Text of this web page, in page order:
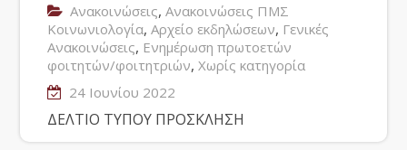
Ανακοινώσεις,Ανακοινώσεις ΠΜΣ
Κοινωνιολογία,Αρχείο εκδηλώσεων, Γενικές
Ανακοινώσεις, Ενημέρωση πρωτοετών
φοιτητών/φοιτητριών,Χωρίς κατηγορία
24 Ιουνίου 2022
ΔΕΛΤΙΟ ΤΥΠΟΥ ΠΡΟΣΚΛΗΣΗ